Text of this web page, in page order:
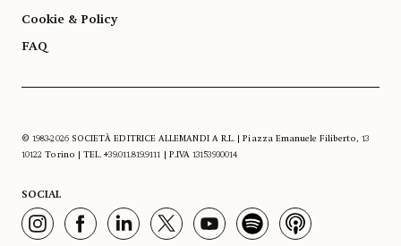
Cookie & Policy
FAQ
© 1983-2026 SOCIETÀ EDITRICE ALLEMANDI A R.L. | Piazza Emanuele Filiberto, 13
10122 Torino | TEL. +39.011.819.9111 | P.IVA 13153930014
SOCIAL